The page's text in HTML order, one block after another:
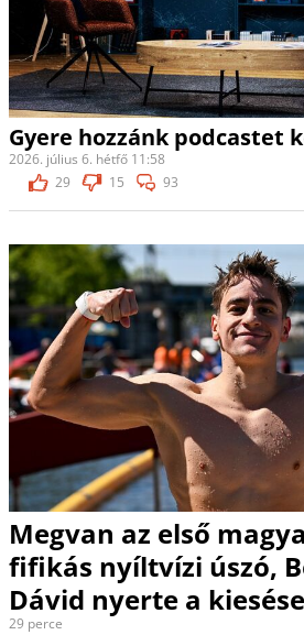
Gyere hozzánk podcastet
2026. július 6. hétfő 11:58
29
15 93
Megvan az első
fifikás nyíltvízi úszó,
Dávid nyerte a
29 perce